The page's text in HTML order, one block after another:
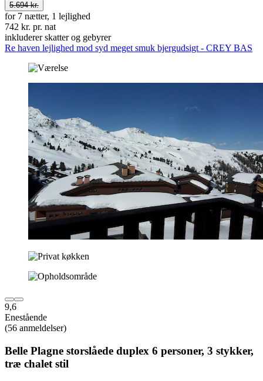
5.694 kr.
for 7 nætter, 1 lejlighed
742 kr. pr. nat
inkluderer skatter og gebyrer
Re haven lejlighed mod syd meget smuk bjergudsigt - CREY BAS
9,6
Enestående
(56 anmeldelser)
Belle Plagne storslåede duplex 6 personer, 3 stykker,
træ chalet stil